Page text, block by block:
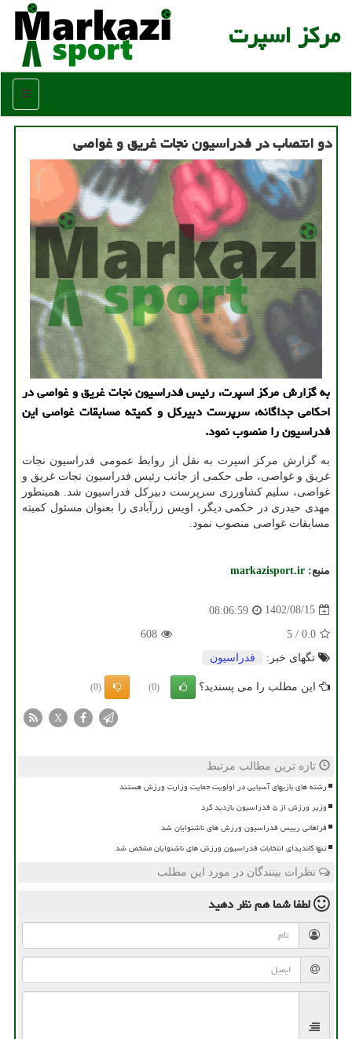
مركز اسپرت
منو
دو انتصاب در فدراسیون نجات غریق و غواصی
به گزارش مرکز اسپرت، رئیس فدراسیون نجات غریق و غواصی در
احکامی جداگانه، سرپرست دبیرکل و کمیته مسابقات غواصی این
فدراسیون را منصوب نمود.
به گزارش مرکز اسپرت به نقل از روابط عمومی فدراسیون نجات
غریق و غواصی، طی حکمی از جانب رئیس فدراسیون نجات غریق و
غواصی، سلیم کشاورزی سرپرست دبیرکل فدراسیون شد. همینطور
مهدی حیدری در حکمی دیگر، اویس زرآبادی را بعنوان مسئول کمیته
مسابقات غواصی منصوب نمود.
منبع: markazisport.ir
1402/08/15
08:06:59
0.0
/
5
608
تگهای خبر:
فدراسیون
این مطلب را می پسندید؟ (0)
(0)
X
تازه ترین مطالب مرتبط
رشته های بازیهای آسیایی در اولویت حمایت وزارت ورزش هستند
وزیر ورزش از ۵ فدراسیون بازدید کرد
فراهانی رییس فدراسیون ورزش های ناشنوایان شد
تنها کاندیدای انتخابات فدراسیون ورزش های ناشنوایان مشخص شد
نظرات بینندگان در مورد این مطلب
لطفا شما همنظر دهید